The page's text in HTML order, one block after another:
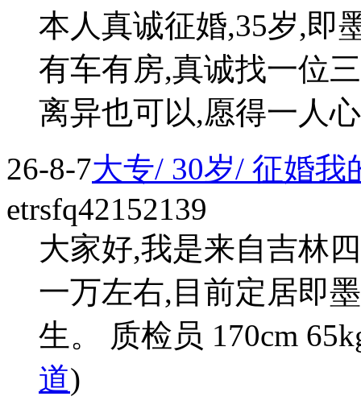
本人真诚征婚,35岁,即
有车有房,真诚找一位
离异也可以,愿得一人
26-8-7大专/ 30岁/ 征婚
etrsfq42152139
大家好,我是来自吉林
一万左右,目前定居即
生。 质检员 170cm
道)